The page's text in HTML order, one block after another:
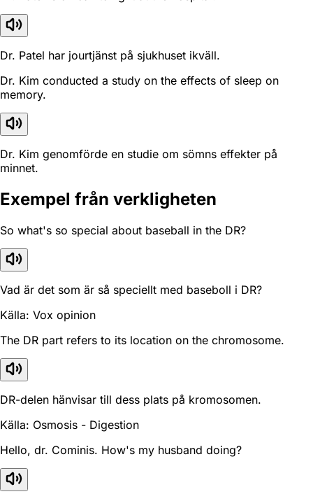
Dr. Patel har jourtjänst på sjukhuset ikväll.
Dr. Kim conducted a study on the effects of sleep on
memory.
Dr. Kim genomförde en studie om sömns effekter på
minnet.
Exempel från verkligheten
So what's so special about baseball in the DR?
Vad är det som är så speciellt med baseboll i DR?
Källa: Vox opinion
The DR part refers to its location on the chromosome.
DR-delen hänvisar till dess plats på kromosomen.
Källa: Osmosis - Digestion
Hello, dr. Cominis. How's my husband doing?